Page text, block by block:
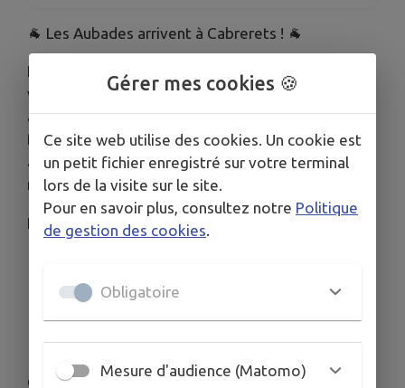
🐐 Les Aubades arrivent à Cabrerets ! 🐐
Le Comité des Fêtes de Cabrerets
vous annoncer le grand retour des traditionnelles
aubades ! À l'occasion de laprésentation de la
fête du village, les membres du comité viendront
à votre rencontre en musique pour partager un
moment de convivialité.
Notez bien les dates dans vos agendas :
le village.
Dimanche 16 Août(à partir de 10h30) : Sur
le causse.
Ouvrez grand vos fenêtres et vos portes, sortez
Gérer mes cookies 🍪
Ce site web utilise des cookies. Un cookie est
un petit fichier enregistré sur votre terminal
lors de la visite sur le site.
Pour en savoir plus, consultez notre Politique
de gestion des cookies
Obligatoire
Mesure d'audience (Matomo)